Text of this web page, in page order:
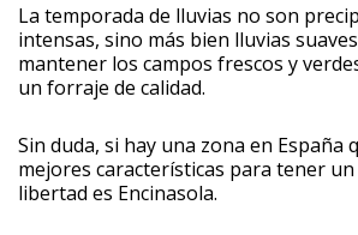
La temporada de lluvias no son
intensas, sino más bien lluvias
mantener los campos frescos y
un forraje de calidad.
Sin duda, si hay una zona en España
mejores características para tener
libertad es Encinasola.